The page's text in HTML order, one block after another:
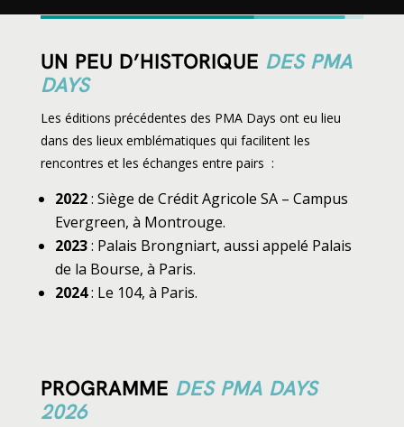
UN PEU D’HISTORIQUE DES PMA
DAYS
Les éditions précédentes des PMA Days ont eu lieu
dans des lieux emblématiques qui facilitent les
rencontres et les échanges entre pairs :
2022: Siège de Crédit Agricole SA – Campus
Evergreen, à Montrouge.
2023: Palais Brongniart, aussi appelé Palais
de la Bourse, à Paris.
2024: Le 104, à Paris.
PROGRAMME DES PMA DAYS
2026